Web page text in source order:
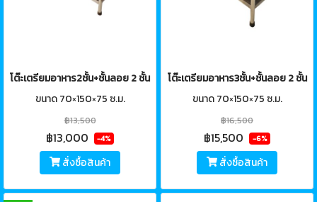
โต๊ะเตรียมอาหาร2ชั้น+ชั้นลอย 2 ชั้น
ขนาด 70×150×75 ซ.ม.
฿13,500
฿13,000 -4%
สั่งซื้อสินค้า
โต๊ะเตรียมอาหาร3ชั้น+ชั้นลอย 2 ชั้น
ขนาด 70×150×75 ซ.ม.
฿16,500
฿15,500 -6%
สั่งซื้อสินค้า